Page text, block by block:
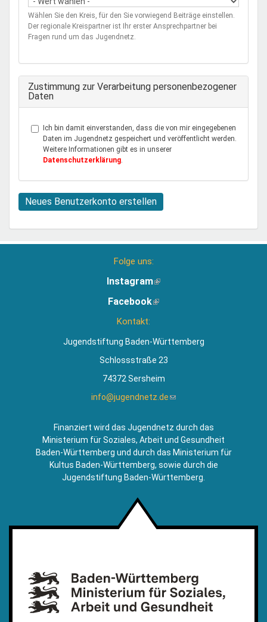
Wählen Sie den Kreis, für den Sie vorwiegend Beiträge einstellen.
Der regionale Kreispartner ist Ihr erster Ansprechpartner bei
Fragen rund um das Jugendnetz.
Zustimmung zur Verarbeitung personenbezogener
Daten
Ich bin damit einverstanden, dass die von mir eingegebenen
Daten im Jugendnetz gespeichert und veröffentlicht werden.
Weitere Informationen gibt es in unserer
Datenschutzerklärung
Neues Benutzerkonto erstellen
Folge uns:
Instagram(Link
extern)
Facebook(Link
Kontakt:
Jugendstiftung Baden-Württemberg
Schlossstraße 23
74372 Sersheim
info@jugendnetz.de(Link
Mail)
Finanziert wird das Jugendnetz durch das
Ministerium für Soziales, Arbeit und Gesundheit
Baden-Württemberg und durch das Ministerium für
Kultus Baden-Württemberg, sowie durch die
Jugendstiftung Baden-Württemberg.